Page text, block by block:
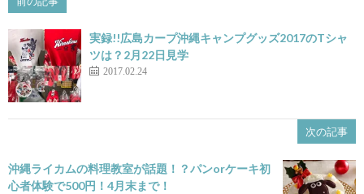
実録!!広島カープ沖縄キャンプグッズ2017のTシャ
ツは？2月22日見学
2017.02.24
次の記事
沖縄ライカムの料理教室が話題！？パンorケーキ初
心者体験で500円！4月末まで！